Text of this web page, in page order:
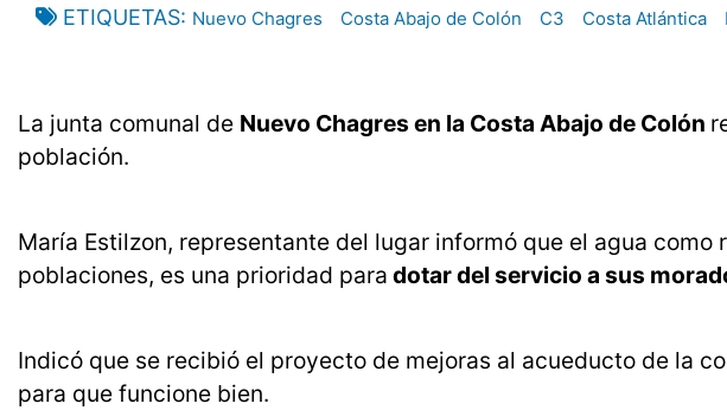
ETIQUETAS Nuevo Chagres Costa Abajo de Colón C3 Costa Atlántica
La junta comunal de Nuevo Chagres en la Costa Abajo de Colón
población.
María Estilzon, representante del lugar informó que el agua
poblaciones, es una prioridad para dotar del servicio a sus
Indicó que se recibió el proyecto de mejoras al acueducto de la
para que funcione bien.